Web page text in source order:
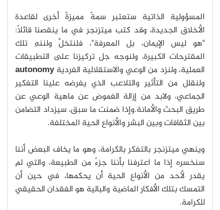
المسؤولية الذاتية ستعتبر سمةً مميزةً أخرى لقاعدة
اﻷخلاق الجديدة، وقد كتب ميتزنجر في ما ينقصنا قائلًا:
"هو ليس اﻹيمان، بل المعرفة"، فلنتخلَّ ولننهِ تلك
المقترحات الكبيرة، ولنوجه جل تركيزنا على التطبيقات
العملية، ولنزد من الوعي والاستقلالية الفرديةautonomy
ولنقلل من التأثير والتلاعب الذي يفرضه علينا التفكير
الجماعي، ولابد من إزالة الغموض عن ماهية الوعي عن
طريق البحث والأمانة.وإذا ضمنت ما سبق، سيزداد التضامن
بين الثقافات وبين البشر والأنواع الحية المختلفة.
وينهي ميتزنجر بالتفكر بالكرامة، وهو ما يخاف البعض أننا
سنخسره إذا ما اعترفنا بأننا جزءٌ من الطبيعة، والتي لم
يقدر لأحد من الأنواع الحية أن يحكمها، في حين أن
التمسك بتلك اﻷفكار الماضية والبالية هو الفقدان الحقيقي
للكرامة.